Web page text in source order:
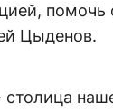
Цыденов.